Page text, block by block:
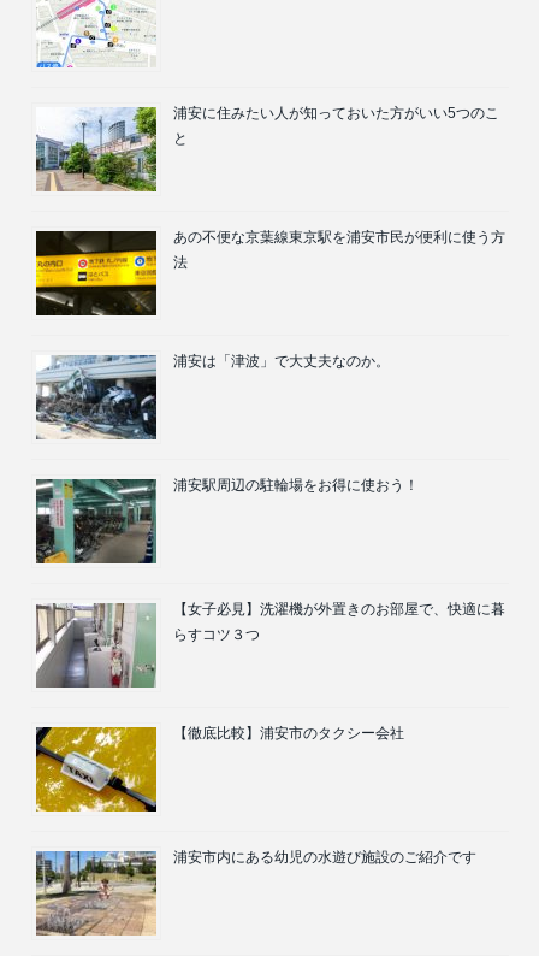
浦安に住みたい人が知っておいた方がいい5つのこ
と
あの不便な京葉線東京駅を浦安市民が便利に使う方
法
浦安は「津波」で大丈夫なのか。
浦安駅周辺の駐輪場をお得に使おう！
【女子必見】洗濯機が外置きのお部屋で、快適に暮
らすコツ３つ
【徹底比較】浦安市のタクシー会社
浦安市内にある幼児の水遊び施設のご紹介です